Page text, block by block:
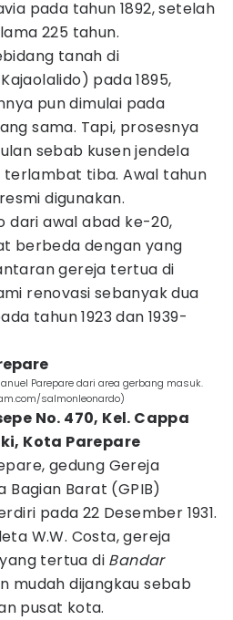
pada tahun 1892, setelah
225 tahun.
tanah di
pada 1895,
pun dimulai pada
sama. Tapi, prosesnya
sebab kusen jendela
terlambat tiba. Awal tahun
digunakan.
awal abad ke-20,
berbeda dengan yang
gereja tertua di
renovasi sebanyak dua
tahun 1923 dan 1939-
Parepare dari area gerbang masuk.
salmonleonardo)
No. 470, Kel. Cappa
Kota Parepare
gedung Gereja
Bagian Barat (GPIB)
pada 22 Desember 1931.
W.W. Costa, gereja
tertua di Bandar
mudah dijangkau sebab
pusat kota.